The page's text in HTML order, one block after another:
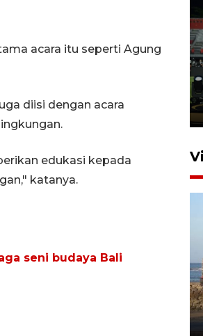
acara itu seperti Agung
diisi dengan acara
edukasi kepada
katanya.
seni budaya Bali
TNI unjuk
tempur Perisai
2026 16:28